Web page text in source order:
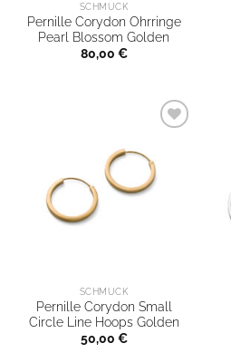
SCHMUCK
Pernille Corydon Ohrringe
Pearl Blossom Golden
80,00 €
SCHMUCK
Pernille Corydon Small
Circle Line Hoops Golden
50,00 €